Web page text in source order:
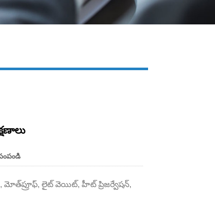
మోత్‌ప్రూఫ్, లైట్ వెయిట్, హీట్ ప్రిజర్వేషన్,